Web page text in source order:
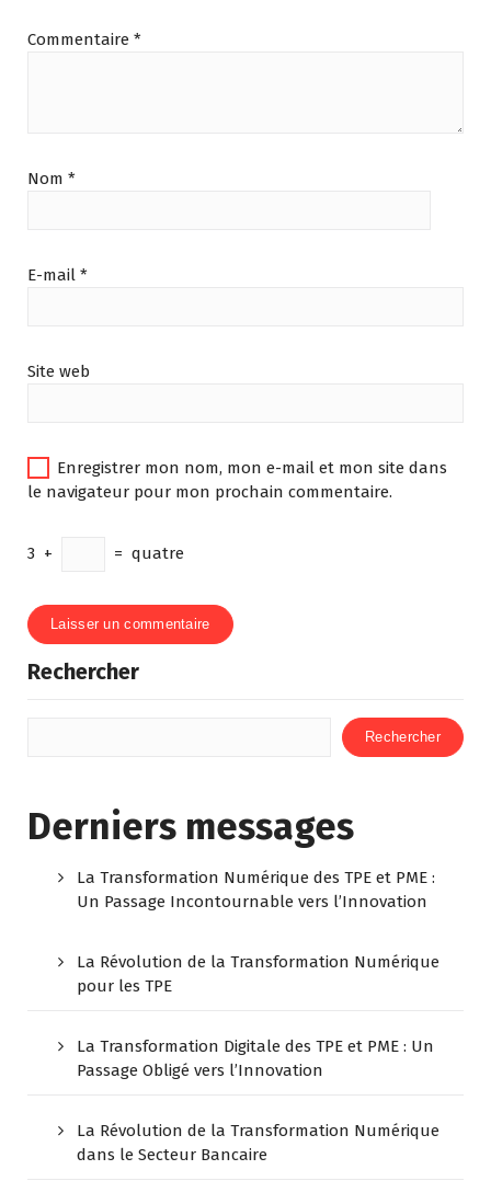
Commentaire *
Nom *
E-mail *
Site web
Enregistrer mon nom, mon e-mail et mon site dans
le navigateur pour mon prochain commentaire.
3 + = quatre
Rechercher
Rechercher
Derniers messages
La Transformation Numérique des TPE et PME :
Un Passage Incontournable vers l’Innovation
La Révolution de la Transformation Numérique
pour les TPE
La Transformation Digitale des TPE et PME : Un
Passage Obligé vers l’Innovation
La Révolution de la Transformation Numérique
dans le Secteur Bancaire